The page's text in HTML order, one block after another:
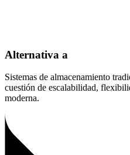
Alternativa a
Sistemas de almacenamiento
cuestión de escalabilidad,
moderna.